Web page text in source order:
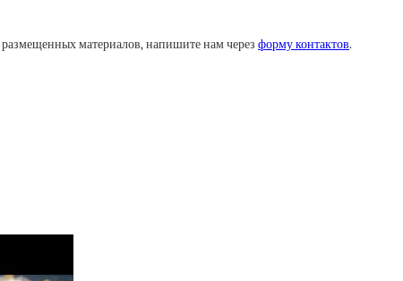
материалов, напишите нам через форму контактов.